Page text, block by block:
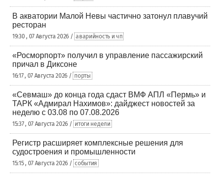
В акватории Малой Невы частично затонул плавучий
ресторан
19:30 , 07 Августа 2026 / аварийность и чп
«Росморпорт» получил в управление пассажирский
причал в Диксоне
16:17 , 07 Августа 2026 / порты
«Севмаш» до конца года сдаст ВМФ АПЛ «Пермь» и
ТАРК «Адмирал Нахимов»: дайджест новостей за
неделю с 03.08 по 07.08.2026
15:37 , 07 Августа 2026 / итоги недели
Регистр расширяет комплексные решения для
судостроения и промышленности
15:15 , 07 Августа 2026 / события